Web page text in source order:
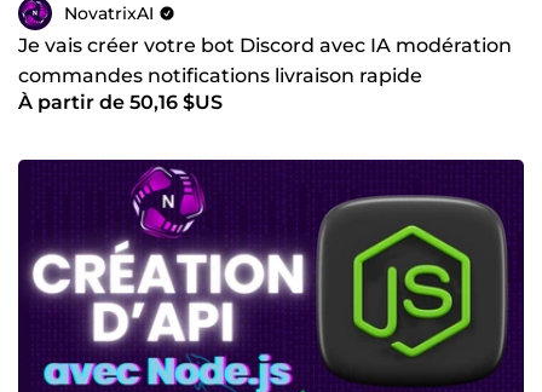
NovatrixAI
Je vais créer votre bot Discord avec IA modération
commandes notifications livraison rapide
À partir de 50,16 $US